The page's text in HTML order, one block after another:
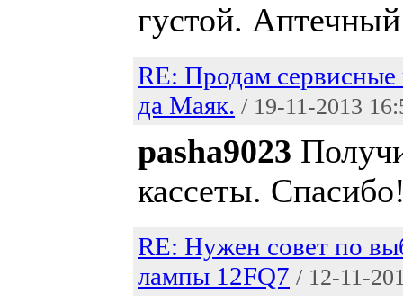
густой.
RE: Продам сервисные
да Маяк. / 19-11-2013
pasha9023
кассеты.
RE: Нужен совет по
лампы 12FQ7 / 12-11-